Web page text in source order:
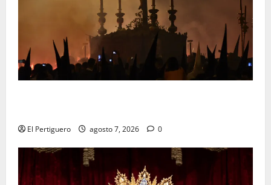
El Pertiguero agosto 7, 2026 0